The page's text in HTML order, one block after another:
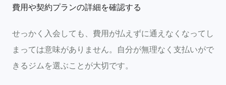
費用や契約プランの詳細を確認する
せっかく入会しても、費用が払えずに通えなくなってし
まっては意味がありません。自分が無理なく支払いがで
きるジムを選ぶことが大切です。